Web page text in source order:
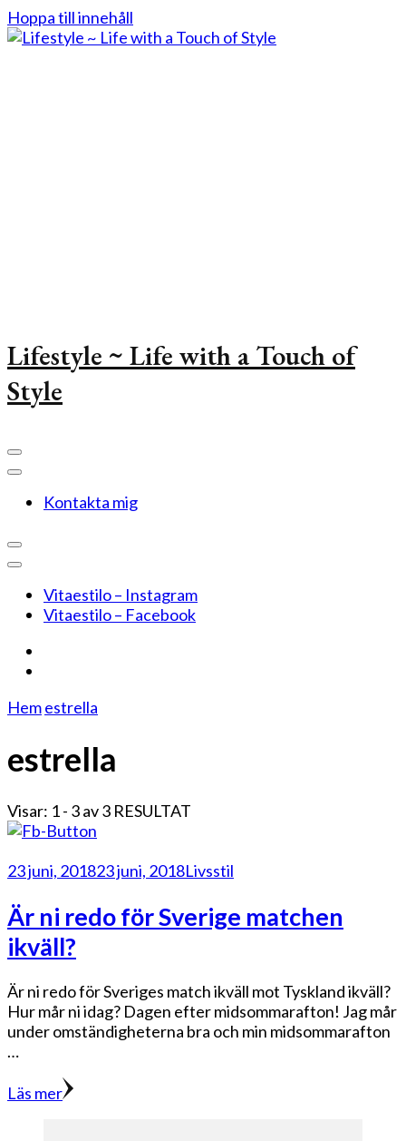
Hoppa till innehåll
Lifestyle ~ Life with a Touch of
Style
Kontakta mig
Vitaestilo – Instagram
Vitaestilo – Facebook
Hemestrella
estrella
Visar: 1 - 3 av 3 RESULTAT
23 juni, 201823 juni, 2018Livsstil
Är ni redo för Sverige matchen
ikväll?
Är ni redo för Sveriges match ikväll mot Tyskland ikväll?
Hur mår ni idag? Dagen efter midsommarafton! Jag mår
under omständigheterna bra och min midsommarafton
…
Läs mer